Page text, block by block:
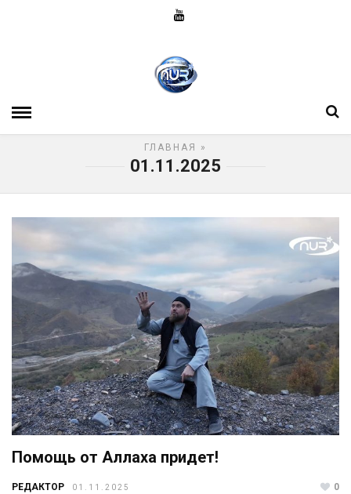
ГЛАВНАЯ »
01.11.2025
Помощь от Аллаха придет!
РЕДАКТОР 01.11.2025 0